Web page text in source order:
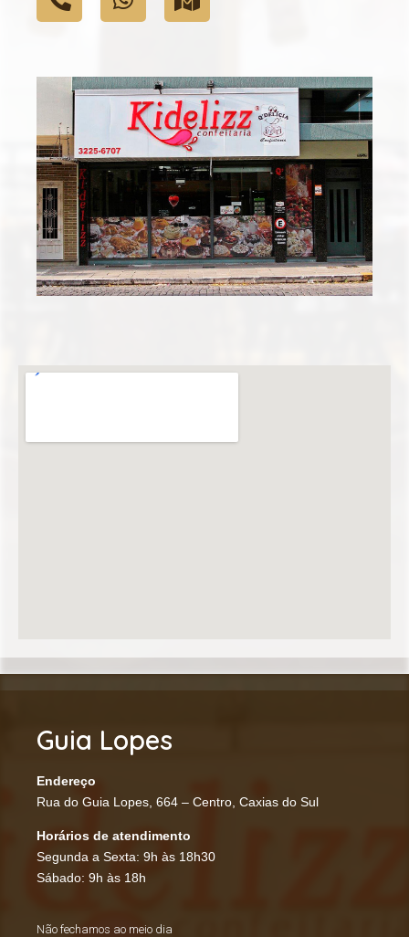
Guia Lopes
Endereço
Rua do Guia Lopes, 664 – Centro, Caxias do Sul
Horários de atendimento
Segunda a Sexta: 9h às 18h30
Sábado: 9h às 18h
Não fechamos ao meio dia